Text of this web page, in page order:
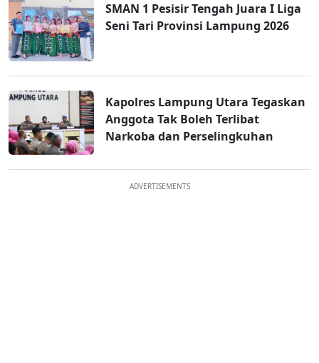
SMAN 1 Pesisir Tengah Juara I Liga
Seni Tari Provinsi Lampung 2026
Kapolres Lampung Utara Tegaskan
Anggota Tak Boleh Terlibat
Narkoba dan Perselingkuhan
ADVERTISEMENTS